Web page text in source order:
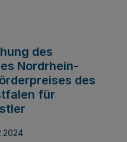
des
Nordrhein-
des
für